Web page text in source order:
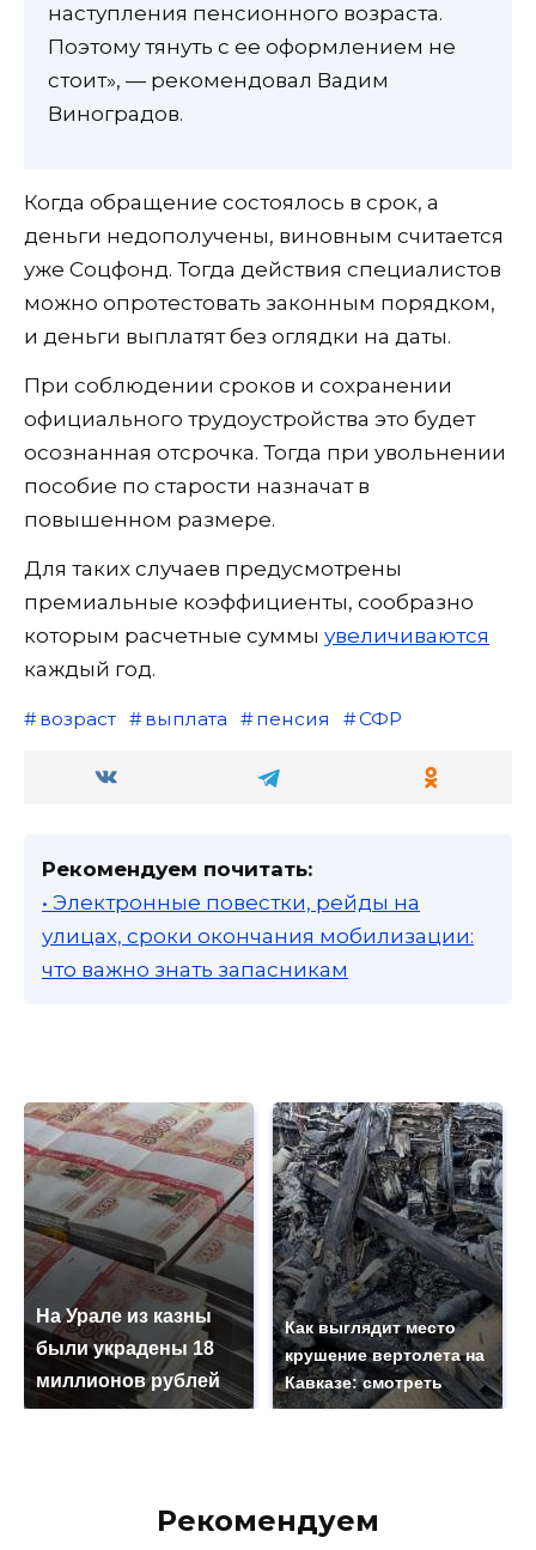
наступления пенсионного возраста.
Поэтому тянуть с ее оформлением не
стоит», — рекомендовал Вадим
Виноградов.
Когда обращение состоялось в срок, а
деньги недополучены, виновным считается
уже Соцфонд. Тогда действия специалистов
можно опротестовать законным порядком,
и деньги выплатят без оглядки на даты.
При соблюдении сроков и сохранении
официального трудоустройства это будет
осознанная отсрочка. Тогда при увольнении
пособие по старости назначат в
повышенном размере.
Для таких случаев предусмотрены
премиальные коэффициенты, сообразно
которым расчетные суммы увеличиваются
каждый год.
возраст выплата пенсия СФР
Рекомендуем почитать:
• Электронные повестки, рейды на
улицах, сроки окончания мобилизации:
что важно знать запасникам
На Урале из казны
были украдены 18
миллионов рублей
Как выглядит место
крушение вертолета на
Кавказе: смотреть
Рекомендуем